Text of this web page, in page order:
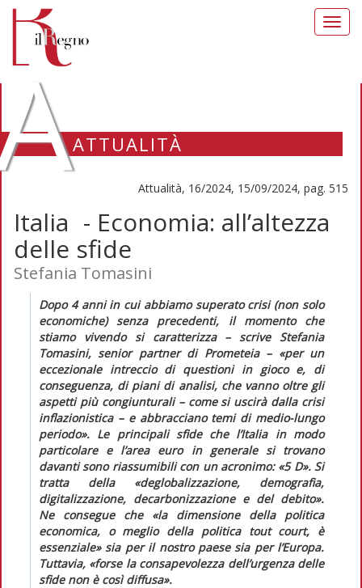
ATTUALITÀ
Attualità, 16/2024, 15/09/2024, pag. 515
Italia - Economia: all’altezza
delle sfide
Stefania Tomasini
Dopo 4 anni in cui abbiamo superato crisi (non solo
economiche) senza precedenti, il momento che
stiamo vivendo si caratterizza – scrive Stefania
Tomasini, senior partner di Prometeia – «per un
eccezionale intreccio di questioni in gioco e, di
conseguenza, di piani di analisi, che vanno oltre gli
aspetti più congiunturali – come si uscirà dalla crisi
inflazionistica – e abbracciano temi di medio-lungo
periodo». Le principali sfide che l’Italia in modo
particolare e l’area euro in generale si trovano
davanti sono riassumibili con un acronimo: «5 D». Si
tratta della «deglobalizzazione, demografia,
digitalizzazione, decarbonizzazione e del debito».
Ne consegue che «la dimensione della politica
economica, o meglio della politica tout court, è
essenziale» sia per il nostro paese sia per l’Europa.
Tuttavia, «forse la consapevolezza dell’urgenza delle
sfide non è così diffusa».